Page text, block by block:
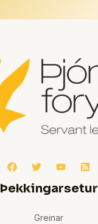
Þekkingarsetur
Greinar